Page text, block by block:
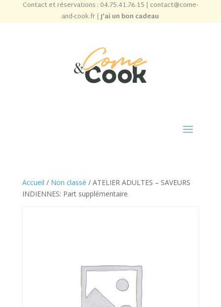
Contact et réservations : 04.75.41.76.15 | contact@come-
and-cook.fr|J’ai un bon cadeau
Accueil / Non classé / ATELIER ADULTES – SAVEURS
INDIENNES: Part supplémentaire